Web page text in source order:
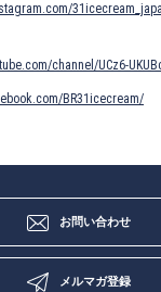
channel/UCz6-
BR31icecream/
お問い合わせ
メルマガ登録